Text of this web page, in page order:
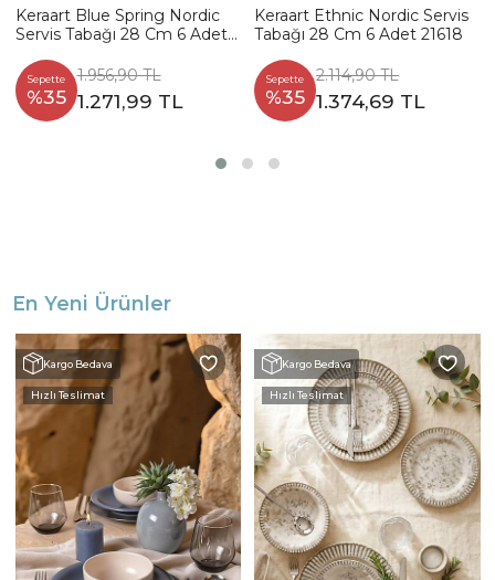
Keraart Blue Spring Nordic
Servis Tabağı 28 Cm 6 Adet -
Sepette
%35
1.956,90 TL
1.271,99 TL
Keraart Ethnic Nordic Servis
Tabağı 28 Cm 6 Adet 21618
Sepette
%35
2.114,90 TL
1.374,69 TL
En Yeni Ürünler
Kargo Bedava
Hızlı Teslimat
Kargo Bedava
Hızlı Teslimat